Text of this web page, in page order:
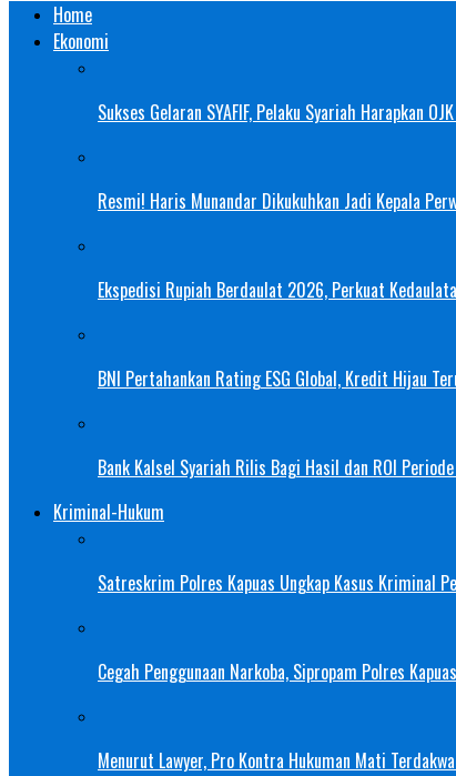
Home
Ekonomi
Sukses Gelaran SYAFIF, Pelaku Syariah Harapkan
Resmi! Haris Munandar Dikukuhkan Jadi Kepala
Ekspedisi Rupiah Berdaulat 2026, Perkuat
BNI Pertahankan Rating ESG Global, Kredit Hijau
Bank Kalsel Syariah Rilis Bagi Hasil dan ROI
Kriminal-Hukum
Satreskrim Polres Kapuas Ungkap Kasus Kriminal
Cegah Penggunaan Narkoba, Sipropam Polres
Menurut Lawyer, Pro Kontra Hukuman Mati